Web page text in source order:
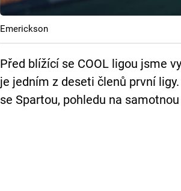
Emerickson
Před blížící se COOL ligou jsme
je jedním z deseti členů první
se Spartou, pohledu na